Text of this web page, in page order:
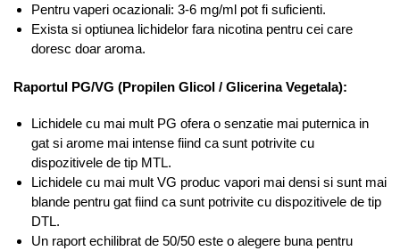
Pentru vaperi ocazionali: 3-6 mg/ml pot fi suficienti.
Exista si optiunea lichidelor fara nicotina pentru cei care
doresc doar aroma.
Raportul PG/VG (Propilen Glicol / Glicerina Vegetala):
Lichidele cu mai mult PG ofera o senzatie mai puternica in
gat si arome mai intense fiind ca sunt potrivite cu
dispozitivele de tip MTL.
Lichidele cu mai mult VG produc vapori mai densi si sunt mai
blande pentru gat fiind ca sunt potrivite cu dispozitivele de tip
DTL.
Un raport echilibrat de 50/50 este o alegere buna pentru